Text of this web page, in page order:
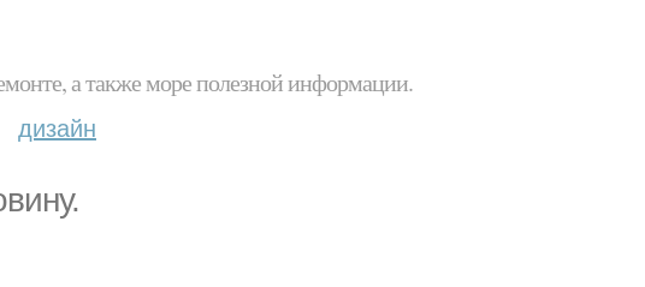
а также море полезной информации.
дизайн